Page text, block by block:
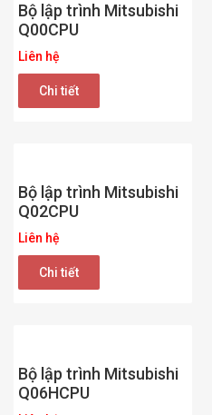
Bộ lập trình Mitsubishi
Q00CPU
Liên hệ
Chi tiết
Bộ lập trình Mitsubishi
Q02CPU
Liên hệ
Chi tiết
Bộ lập trình Mitsubishi
Q06HCPU